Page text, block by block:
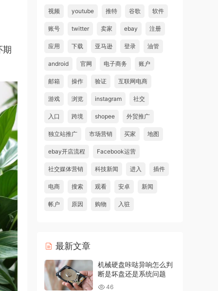
期
视频 youtube 推特 谷歌 软件
账号 twitter 卖家 ebay 注册
应用 下载 亚马逊 登录 油管
android 官网 电子商务 账户
邮箱 操作 验证 互联网电商
游戏 浏览 instagram 社交
入口 跨境 shopee 外贸推广
独立站推广 市场营销 买家 地图
ebay开店流程 Facebook运营
社交媒体营销 科技新闻 进入 插件
电商 搜索 观看 安卓 新闻
帐户 原因 购物 入驻
最新文章
机械硬盘咔哒异响怎么判
断是坏盘还是系统问题
46